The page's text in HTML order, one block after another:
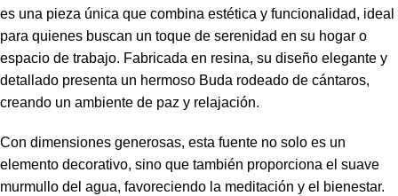
es una pieza única que combina estética y funcionalidad, ideal
para quienes buscan un toque de serenidad en su hogar o
espacio de trabajo. Fabricada en resina, su diseño elegante y
detallado presenta un hermoso Buda rodeado de cántaros,
creando un ambiente de paz y relajación.
Con dimensiones generosas, esta fuente no solo es un
elemento decorativo, sino que también proporciona el suave
murmullo del agua, favoreciendo la meditación y el bienestar.